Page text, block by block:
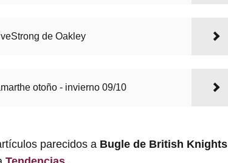
de Oakley
otoño - invierno 09/10
parecidos a Bugle de British Knights